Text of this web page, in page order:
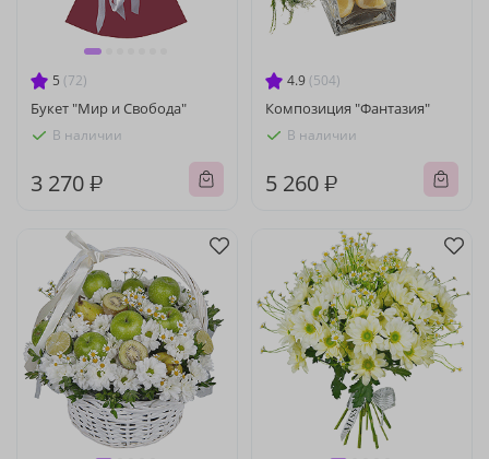
5 (72)
Букет "Мир и Свобода"
В наличии
3 270 ₽
4.9 (504)
Композиция "Фантазия"
В наличии
5 260 ₽